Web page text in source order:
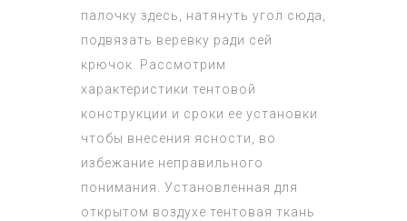
палочку здесь, натянуть угол сюда,
подвязать веревку ради сей
крючок. Рассмотрим
характеристики тентовой
конструкции и сроки ее установки
чтобы внесения ясности, во
избежание неправильного
понимания. Установленная для
открытом воздухе тентовая ткань